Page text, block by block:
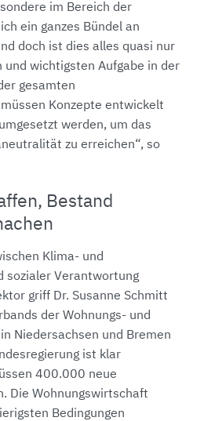
im Bereich der
ein ganzes Bündel an
doch ist dies alles quasi nur
und wichtigsten Aufgabe in der
gesamten
Konzepte entwickelt
werden, um das
zu erreichen“, so
Bestand
Klima- und
sozialer Verantwortung
griff Dr. Susanne Schmitt
der Wohnungs- und
Niedersachsen und Bremen
ist klar
400.000 neue
Die Wohnungswirtschaft
Bedingungen